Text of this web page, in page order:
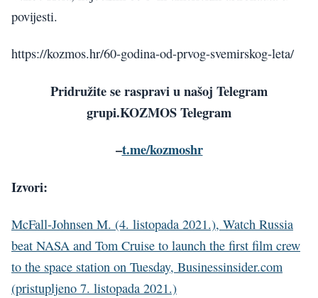
povijesti.
https://kozmos.hr/60-godina-od-prvog-svemirskog-leta/
Pridružite se raspravi u našoj Telegram
grupi.KOZMOS Telegram
–t.me/kozmoshr
Izvori:
McFall-Johnsen M. (4. listopada 2021.), Watch Russia
beat NASA and Tom Cruise to launch the first film crew
to the space station on Tuesday, Businessinsider.com
(pristupljeno 7. listopada 2021.)